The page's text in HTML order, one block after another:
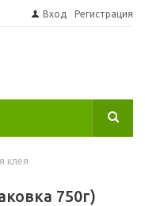
Вход Регистрация
клея
750г)